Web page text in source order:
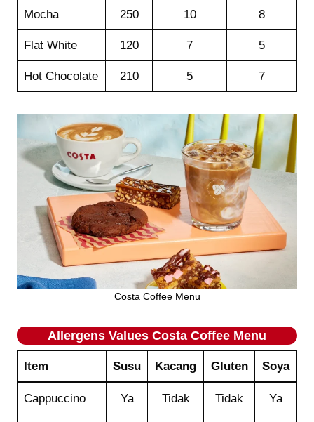
Mocha 250 10 8
Flat White 120 7 5
Hot Chocolate 210 5 7
Costa Coffee Menu
Allergens Values Costa Coffee Menu
Item Susu Kacang Gluten Soya
Cappuccino Ya Tidak Tidak Ya